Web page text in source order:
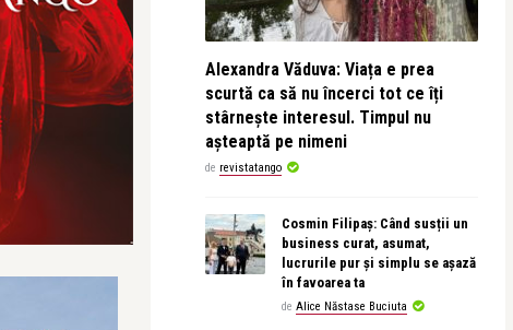
Alexandra Văduva: Viața e prea
scurtă ca să nu încerci tot ce îți
stârnește interesul. Timpul nu
așteaptă pe nimeni
de revistatango
Cosmin Filipaș: Când susții un
business curat, asumat,
lucrurile pur și simplu se așază
în favoarea ta
de Alice Năstase Buciuta